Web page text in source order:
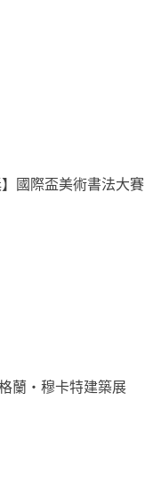
國際盃美術書法大賽
蘭‧穆卡特建築展